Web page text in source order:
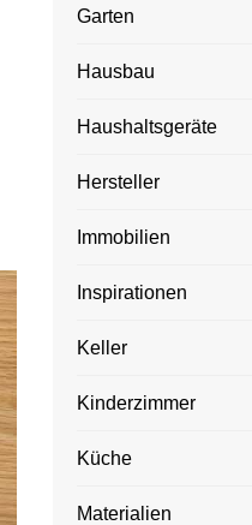
Garten
Hausbau
Haushaltsgeräte
Hersteller
Immobilien
Inspirationen
Keller
Kinderzimmer
Küche
Materialien